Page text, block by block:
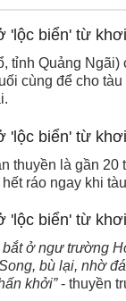
Quảng Ngãi)
cùng để cho
là gần 20
ráo ngay khi
ở ngư trường
bù lại, nhờ
khởi”- thuyền